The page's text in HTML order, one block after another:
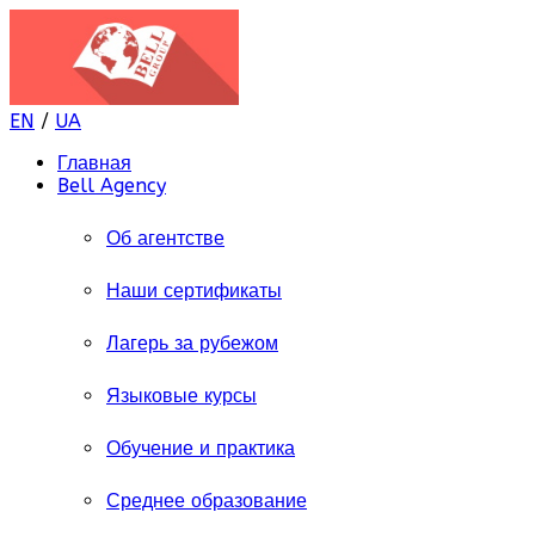
EN / UA
Главная
Bell Agency
Об агентстве
Наши сертификаты
Лагерь за рубежом
Языковые курсы
Обучение и практика
Среднее образование